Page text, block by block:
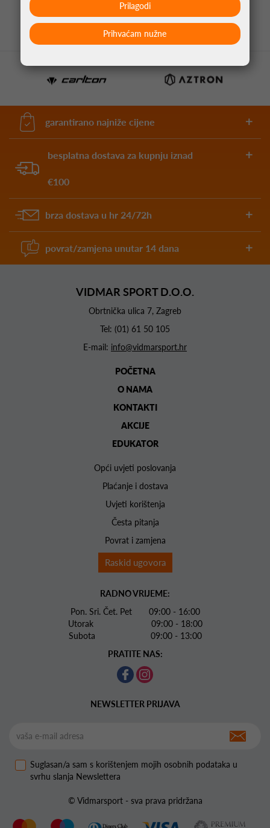
garantirano najniže cijene
besplatna dostava za kupnju iznad
€100
brza dostava u hr 24/72h
povrat/zamjena unutar 14 dana
VIDMAR SPORT D.O.O.
Obrtnička ulica 7, Zagreb
Tel: (01) 61 50 105
E-mail: info@vidmarsport.hr
POČETNA
O NAMA
KONTAKTI
AKCIJE
EDUKATOR
Opći uvjeti poslovanja
Plaćanje i dostava
Uvjeti korištenja
Česta pitanja
Povrat i zamjena
Raskid ugovora
RADNO VRIJEME:
Pon. Sri. Čet. Pet 09:00 - 16:00
Utorak 09:00 - 18:00
Subota 09:00 - 13:00
PRATITE NAS:
NEWSLETTER PRIJAVA
Suglasan/a sam s korištenjem mojih osobnih podataka u
svrhu slanja Newslettera
© Vidmarsport - sva prava pridržana
Prihvaćam nužne
Prilagodi